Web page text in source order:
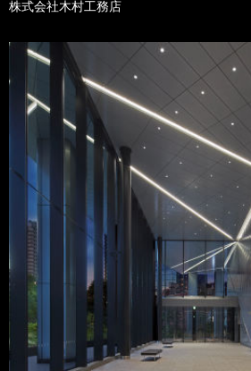
株式会社木村工務店